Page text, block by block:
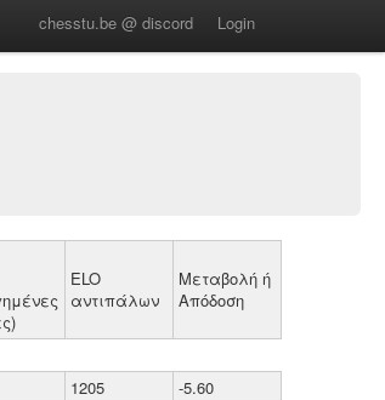
chesstu.be @ discord Login
ELO
αντιπάλων
Μεταβολή ή
Απόδοση
1205
-5.60